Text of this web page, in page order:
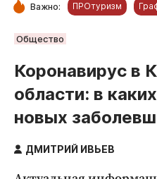
РУБРИКИ
Новости компаний
Статьи
Народные новости
Авто и транспорт
Важно: ПРОтуризм
Общество
Коронавирус в
области: в
новых
ДМИТРИЙ ИВЬЕВ